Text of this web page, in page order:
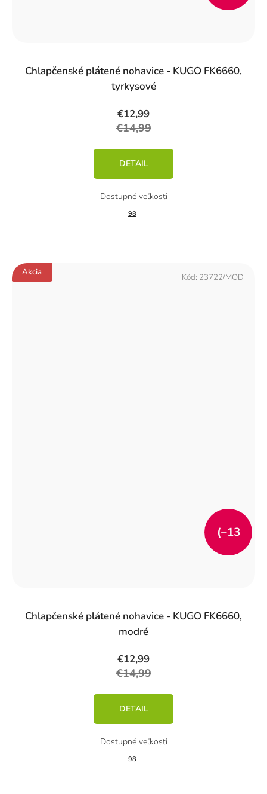
Chlapčenské plátené nohavice - KUGO FK6660,
tyrkysové
€12,99
€14,99
DETAIL
98
Akcia
Chlapčenské plátené nohavice - KUGO FK6660,
modré
€12,99
€14,99
(–13
DETAIL
98
Kód: 23722/MOD